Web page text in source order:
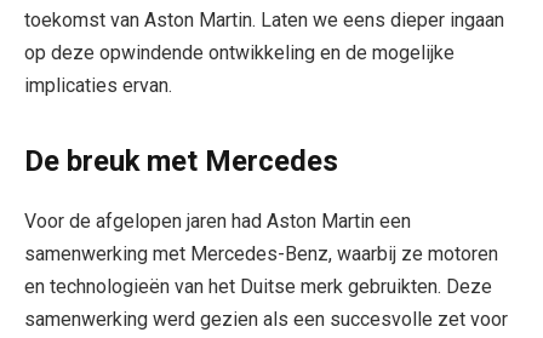
toekomst van Aston Martin. Laten we eens dieper ingaan
op deze opwindende ontwikkeling en de mogelijke
implicaties ervan.
De breuk met Mercedes
Voor de afgelopen jaren had Aston Martin een
samenwerking met Mercedes-Benz, waarbij ze motoren
en technologieën van het Duitse merk gebruikten. Deze
samenwerking werd gezien als een succesvolle zet voor